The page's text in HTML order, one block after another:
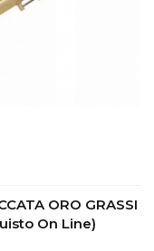
ORO GRASSI
On Line)